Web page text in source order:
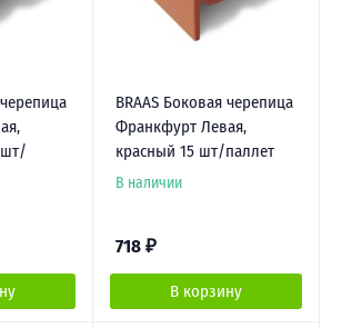
шт/
BRAAS Боковая черепица
Франкфурт Левая,
красный 15 шт/паллет
В наличии
718 ₽
В корзину